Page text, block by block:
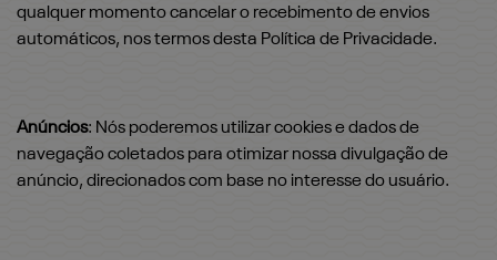
qualquer momento cancelar o recebimento de envios
automáticos, nos termos desta Política de Privacidade.
Anúncios: Nós poderemos utilizar cookies e dados de
navegação coletados para otimizar nossa divulgação de
anúncio, direcionados com base no interesse do usuário.